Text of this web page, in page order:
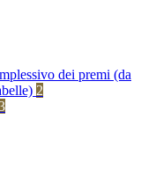
dei premi (da
2